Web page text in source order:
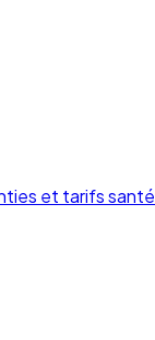
et tarifs santé